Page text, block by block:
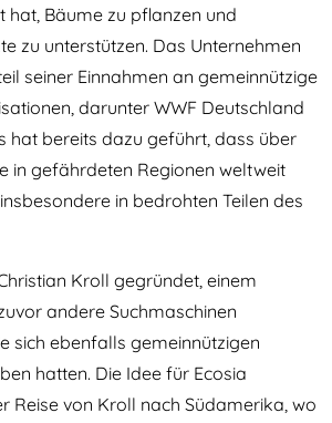
hat, Bäume zu pflanzen und
zu unterstützen. Das Unternehmen
seiner Einnahmen an gemeinnützige
darunter WWF Deutschland
hat bereits dazu geführt, dass über
in gefährdeten Regionen weltweit
in bedrohten Teilen des
Kroll gegründet, einem
andere Suchmaschinen
sich ebenfalls gemeinnützigen
hatten. Die Idee für Ecosia
Reise von Kroll nach Südamerika, wo